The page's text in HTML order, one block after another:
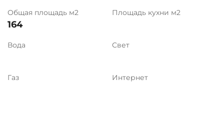
Общая площадь м2
164
Площадь кухни м2
Вода Свет
Газ Интернет